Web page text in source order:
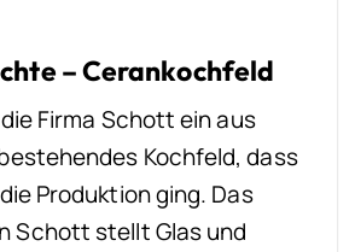
– Cerankochfeld
Firma Schott ein aus
Kochfeld, dass
Produktion ging. Das
Schott stellt Glas und